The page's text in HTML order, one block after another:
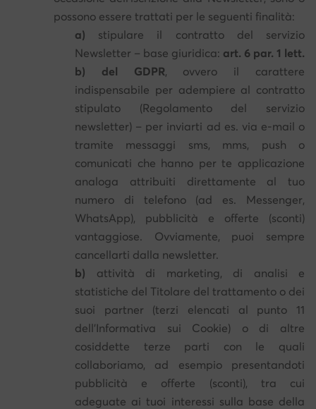
possono essere trattati per le seguenti finalità:
a) stipulare il contratto del servizio
Newsletter – base giuridica: art. 6 par. 1 lett.
b) del GDPR, ovvero il carattere
indispensabile per adempiere al contratto
stipulato (Regolamento del servizio
newsletter) – per inviarti ad es. via e-mail o
tramite messaggi sms, mms, push o
comunicati che hanno per te applicazione
analoga attribuiti direttamente al tuo
numero di telefono (ad es. Messenger,
WhatsApp), pubblicità e offerte (sconti)
vantaggiose. Ovviamente, puoi sempre
cancellarti dalla newsletter.
b) attività di marketing, di analisi e
statistiche del Titolare del trattamento o dei
suoi partner (terzi elencati al punto 11
dell'Informativa sui Cookie) o di altre
cosiddette terze parti con le quali
collaboriamo, ad esempio presentandoti
pubblicità e offerte (sconti), tra cui
adeguate ai tuoi interessi sulla base della